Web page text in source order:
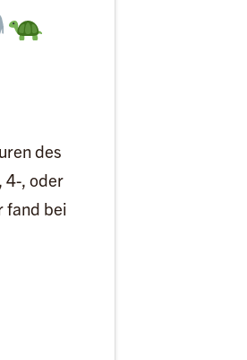
des
4-, oder
fand bei